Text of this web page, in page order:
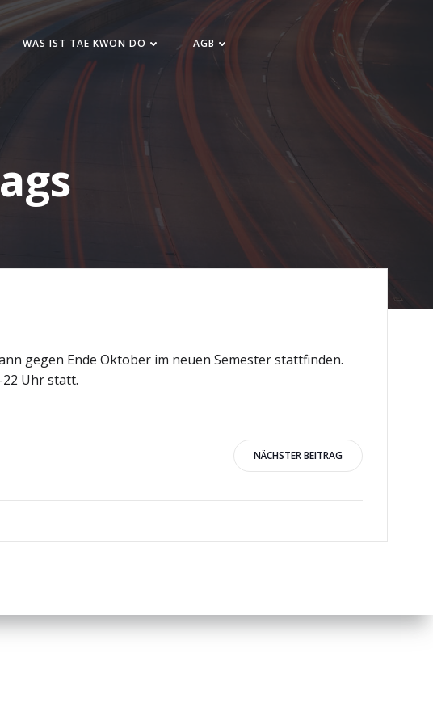
WAS IST TAE KWON DO AGB
gegen Ende Oktober im neuen Semester stattfinden.
Uhr statt.
NÄCHSTER BEITRAG